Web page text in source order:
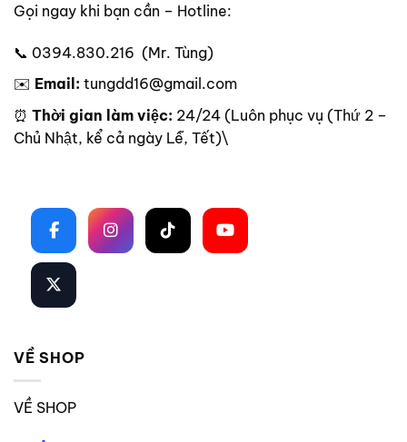
Gọi ngay khi bạn cần – Hotline:
📞 0394.830.216 (Mr. Tùng)
✉️ Email: tungdd16@gmail.com
⏰ Thời gian làm việc: 24/24 (Luôn phục vụ (Thứ 2 –
Chủ Nhật, kể cả ngày Lễ, Tết)\
VỀ SHOP
VỀ SHOP